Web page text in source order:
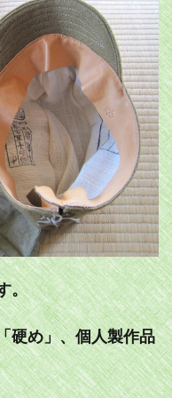
。
硬め」、個人製作品